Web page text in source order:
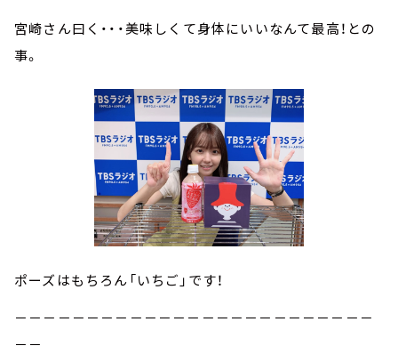
宮崎さん曰く・・・美味しくて身体にいいなんて最高！との
事。
ポーズはもちろん「いちご」です！
－－－－－－－－－－－－－－－－－－－－－－－－－
－－